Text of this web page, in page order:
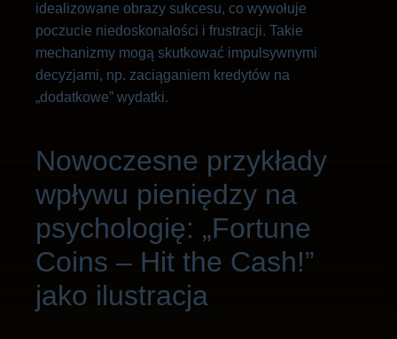
idealizowane obrazy sukcesu, co wywołuje
poczucie niedoskonałości i frustracji. Takie
mechanizmy mogą skutkować impulsywnymi
decyzjami, np. zaciąganiem kredytów na
„dodatkowe” wydatki.
Nowoczesne przykłady
wpływu pieniędzy na
psychologię: „Fortune
Coins – Hit the Cash!”
jako ilustracja